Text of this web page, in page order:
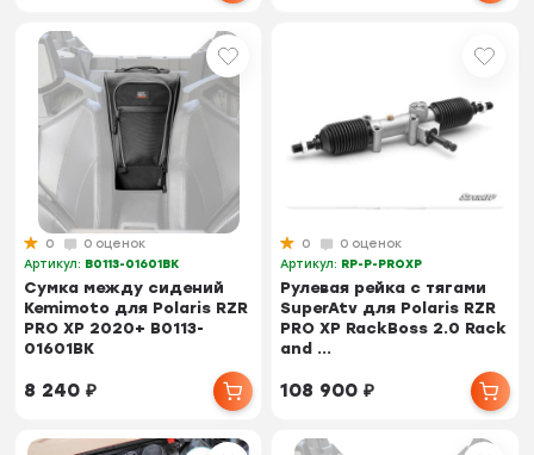
0
0 оценок
Артикул: B0113-01601BK
Cумка между сидений
Kemimoto для Polaris RZR
PRO XP 2020+ B0113-
01601BK
8 240₽
0
0 оценок
Артикул: RP-P-PROXP
Рулевая рейка с тягами
SuperAtv для Polaris RZR
PRO XP RackBoss 2.0 Rack
and ...
108 900₽